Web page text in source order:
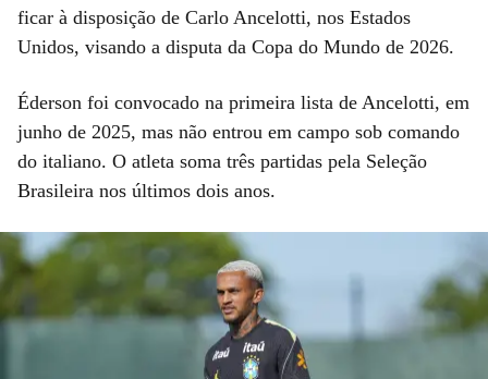
ficar à disposição de Carlo Ancelotti, nos Estados
Unidos, visando a disputa da Copa do Mundo de 2026.
Éderson foi convocado na primeira lista de Ancelotti, em
junho de 2025, mas não entrou em campo sob comando
do italiano. O atleta soma três partidas pela Seleção
Brasileira nos últimos dois anos.